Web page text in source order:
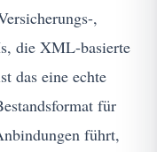
,
die XML-basierte
das eine echte
für
führt,